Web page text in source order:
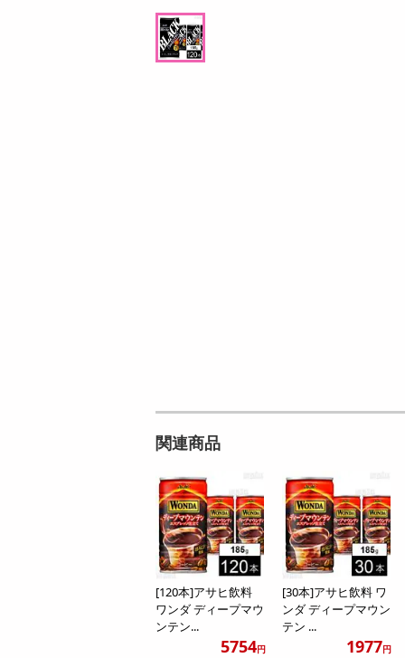
ペット用品
資格・学習
関連商品
[120本]アサヒ飲料
ワンダ ディープマウ
ンテン...
5754円
[30本]アサヒ飲料 ワ
ンダ ディープマウン
テン ...
1977円
提供数 1000
5,099円